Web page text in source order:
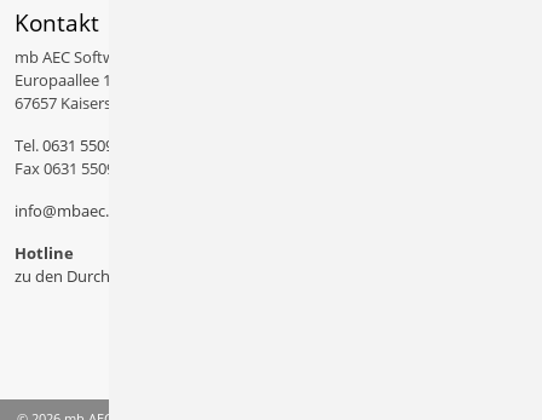
Kontakt
mb AEC Software GmbH
Europaallee 14
67657 Kaiserslautern
Tel.0631 550999 11
Fax 0631 550999 20
info@mbaec.de
Hotline
zu den Durchwahlen